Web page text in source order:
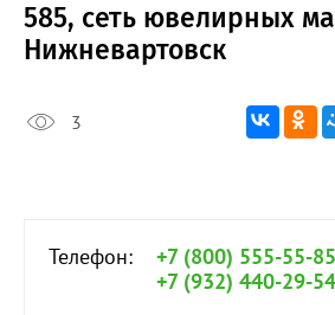
585, сеть ювелирных
Нижневартовск
3
Телефон:
+7 (800) 555-55-85
+7 (932) 440-29-54